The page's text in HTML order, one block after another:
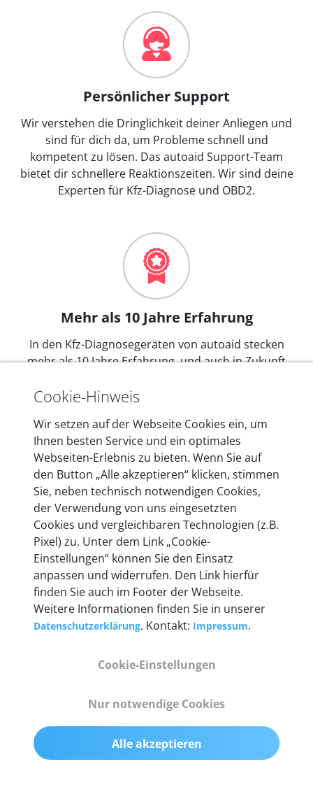
Persönlicher Support
Wir verstehen die Dringlichkeit deiner Anliegen und
sind für dich da, um Probleme schnell und
kompetent zu lösen. Das autoaid Support-Team
bietet dir schnellere Reaktionszeiten. Wir sind deine
Experten für Kfz-Diagnose und OBD2.
Mehr als 10 Jahre Erfahrung
In den Kfz-Diagnosegeräten von autoaid stecken
mehr als 10 Jahre Erfahrung, und auch in Zukunft
Berlin laufend weiter. Auf diese Qualität vertrauen
Unternehmen.
Technische Details &
Lieferumfang
Abmessungen
55 mm x 25 mm x 12 mm
komplette 16 Pin-Konfiguration mit Multiplexern
für alle Pin-Belegungen
Cookie-Hinweis
Wir setzen auf der Webseite Cookies ein, um
Ihnen besten Service und ein optimales
Webseiten-Erlebnis zu bieten. Wenn Sie auf
den Button „Alle akzeptieren“ klicken, stimmen
Sie, neben technisch notwendigen Cookies,
der Verwendung von uns eingesetzten
Cookies und vergleichbaren Technologien (z.B.
Pixel) zu. Unter dem Link „Cookie-
Einstellungen“ können Sie den Einsatz
anpassen und widerrufen. Den Link hierfür
finden Sie auch im Footer der Webseite.
Weitere Informationen finden Sie in unserer
Datenschutzerklärung. Kontakt: Impressum.
Cookie-Einstellungen
Nur notwendige Cookies
Alle akzeptieren